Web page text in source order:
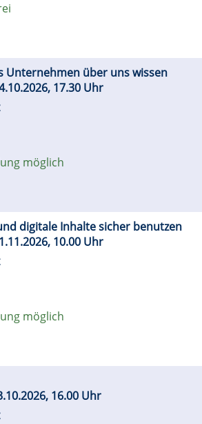
Unternehmen über uns wissen
17.30 Uhr
möglich
digitale Inhalte sicher benutzen
10.00 Uhr
möglich
16.00 Uhr